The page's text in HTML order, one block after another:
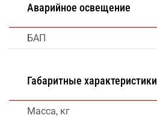
Аварийное освещение
БАП
Габаритные характеристики
Масса, кг